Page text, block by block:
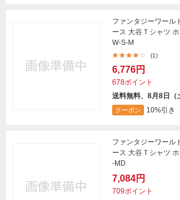
ファンタジーワー
ース 大谷Ｔシャツ
W-S-M
(1)
6,776円
678ポイント
送料無料、8月8日（
クーポン 10%引き
ファンタジーワー
ース 大谷Ｔシャツ
-MD
7,084円
709ポイント